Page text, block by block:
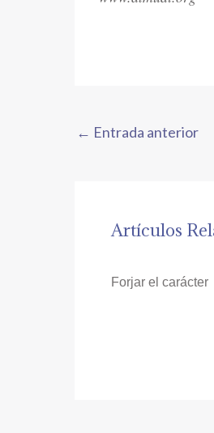
← Entrada anterior
Artículos
Forjar el carácter